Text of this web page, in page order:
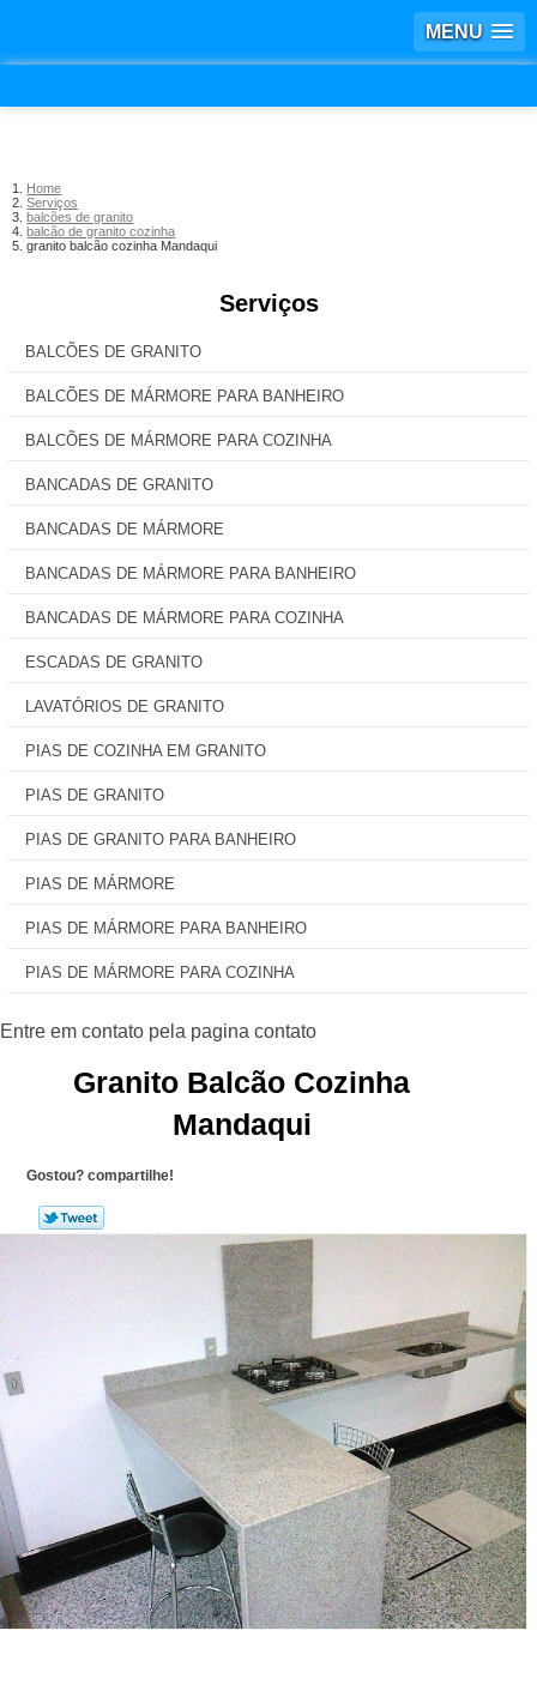
MENU
Home
Serviços
balcões de granito
balcão de granito cozinha
granito balcão cozinha Mandaqui
Serviços
BALCÕES DE GRANITO
BALCÕES DE MÁRMORE PARA BANHEIRO
BALCÕES DE MÁRMORE PARA COZINHA
BANCADAS DE GRANITO
BANCADAS DE MÁRMORE
BANCADAS DE MÁRMORE PARA BANHEIRO
BANCADAS DE MÁRMORE PARA COZINHA
ESCADAS DE GRANITO
LAVATÓRIOS DE GRANITO
PIAS DE COZINHA EM GRANITO
PIAS DE GRANITO
PIAS DE GRANITO PARA BANHEIRO
PIAS DE MÁRMORE
PIAS DE MÁRMORE PARA BANHEIRO
PIAS DE MÁRMORE PARA COZINHA
Granito Balcão Cozinha
Mandaqui
Gostou? compartilhe!